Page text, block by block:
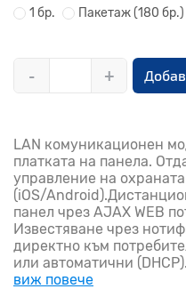
1 бр. Пакетаж(180 бр.)
- +
LAN комуникационен
платката на панела.
управление на
(iOS/
панел чрез AJAX WEB
Известяване чрез
директно към
или автоматични
виж повече